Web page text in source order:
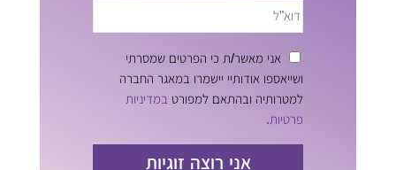
אני מאשר/ת כי הפרטים שמסרתי
ושייאספו אודותיי יישמרו במאגר החברה
למטרותיה ובהתאם למפורט במדיניות
פרטיות.
אני רוצה זוגיות